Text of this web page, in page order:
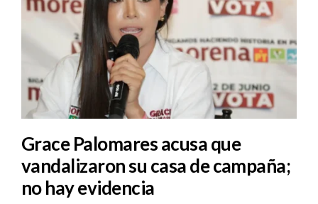
Grace Palomares acusa que
vandalizaron su casa de campaña;
no hay evidencia